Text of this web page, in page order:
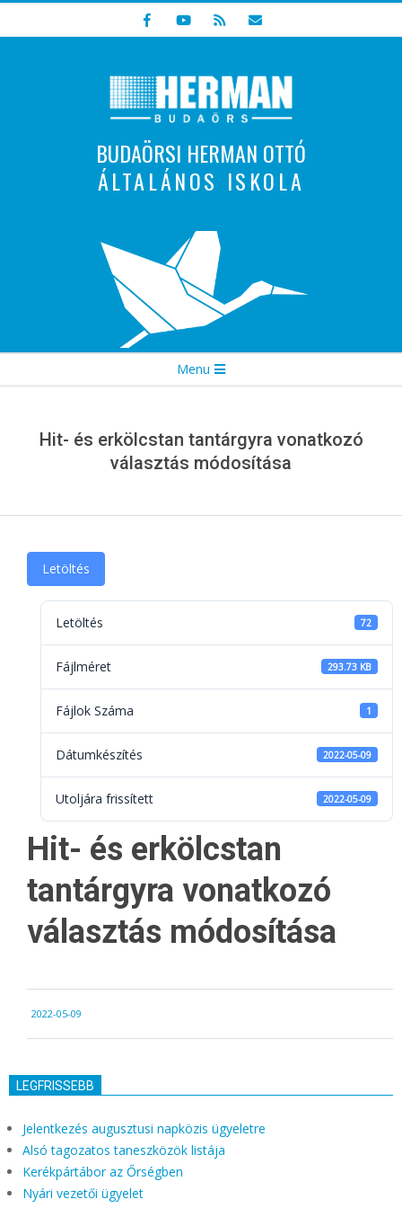
to
BUDAÖRSI HERMAN OTTÓ
ÁLTALÁNOS ISKOLA
Indulunk! Hamarosan újraindul oldalunk!
Menu
Hit- és erkölcstan tantárgyra vonatkozó
választás módosítása
Letöltés
Letöltés 72
Fájlméret 293.73 KB
Fájlok Száma 1
Dátumkészítés 2022-05-09
Utoljára frissített 2022-05-09
Hit- és erkölcstan
tantárgyra vonatkozó
választás módosítása
05-
09
2022-05-09
LEGFRISSEBB
Jelentkezés augusztusi napközis ügyeletre
Alsó tagozatos taneszközök listája
Kerékpártábor az Őrségben
Nyári vezetői ügyelet